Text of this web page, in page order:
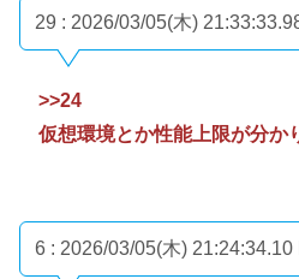
29 : 2026/03/05(木)
>>24
仮想環境とか性能上限が分か
6 : 2026/03/05(木) 21:24:34.10